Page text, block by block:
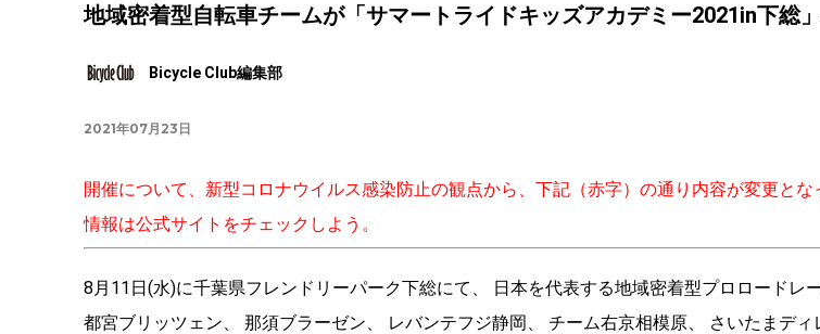
地域密着型自転車チームが「サマートライドキッズアカデミー2021in下総
Bicycle Club編集部
2021年07月23日
開催について、新型コロナウイルス感染防止の観点から、下記（赤字）の通り内容が変更と
情報は公式サイトをチェックしよう。
8月11日(水)に千葉県フレンドリーパーク下総にて、 日本を代表する地域密着型プロロードレ
都宮ブリッツェン、 那須ブラーゼン、 レバンテフジ静岡、 チーム右京相模原、 さいたまディ